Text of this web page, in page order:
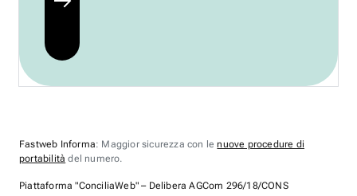
Fastweb Informa: Maggior sicurezza con lenuove procedure di
portabilità del numero.
Piattaforma "ConciliaWeb" – Delibera AGCom 296/18/CONS